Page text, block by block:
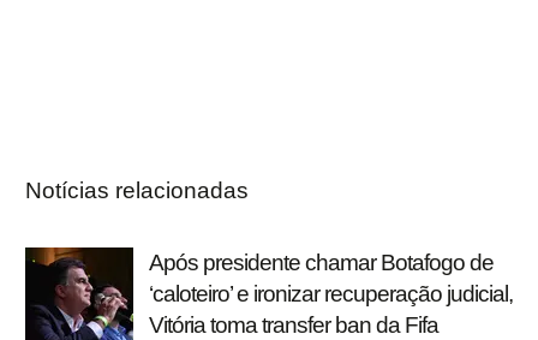
Notícias relacionadas
Após presidente chamar Botafogo de
‘caloteiro’ e ironizar recuperação judicial,
Vitória toma transfer ban da Fifa